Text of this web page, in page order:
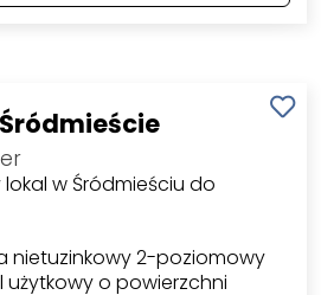
lokal w Śródmieściu do
nietuzinkowy 2-poziomowy
użytkowy o powierzchni